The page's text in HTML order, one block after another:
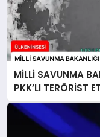
MİLLİ SAVUNMA
PKK’LI TERÖRİST